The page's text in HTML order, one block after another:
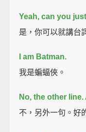
Yeah, can you
是，你可以就講台
I am Batman.
我是蝙蝠俠。
No, the other
不，另外一句。好